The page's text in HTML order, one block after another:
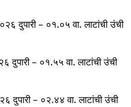
दुपारी – ०१.०५ वा. लाटांची उंची
दुपारी – ०१.५५ वा. लाटांची उंची
दुपारी – ०२.४४ वा. लाटांची उंची